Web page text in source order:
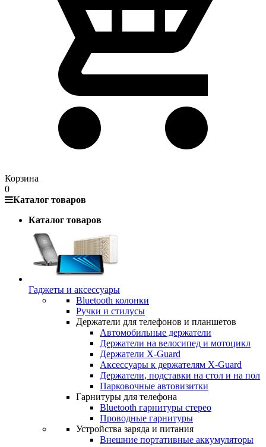
Корзина
0
Каталог товаров
Каталог товаров
Гаджеты и аксессуары
Bluetooth колонки
Ручки и стилусы
Держатели для телефонов и планшетов
Автомобильные держатели
Держатели на велосипед и мотоцикл
Держатели X-Guard
Аксессуары к держателям X-Guard
Держатели, подставки на стол и на пол
Парковочные автовизитки
Гарнитуры для телефона
Bluetooth гарнитуры стерео
Проводные гарнитуры
Устройства заряда и питания
Внешние портативные аккумуляторы